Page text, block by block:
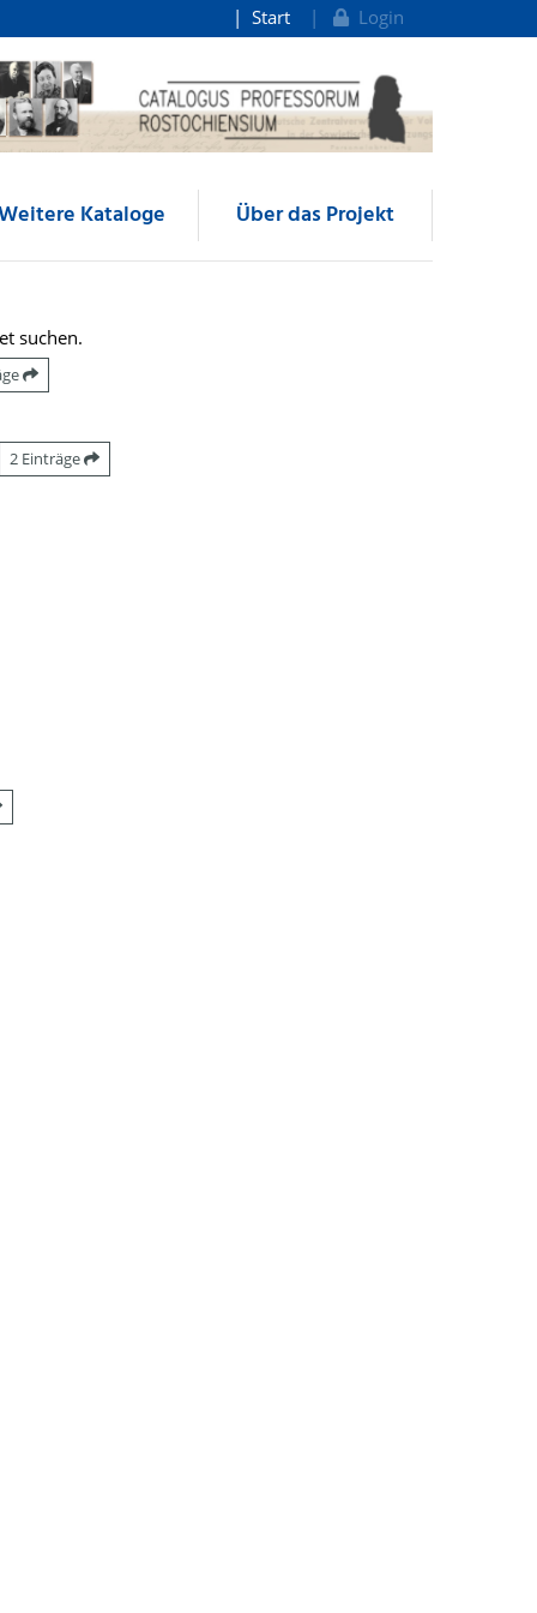
Start Login
Kataloge Über das Projekt
suchen.
2 Einträge